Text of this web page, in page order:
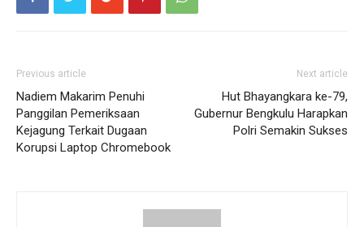
Previous article
Nadiem Makarim Penuhi
Panggilan Pemeriksaan
Kejagung Terkait Dugaan
Korupsi Laptop Chromebook
Next article
Hut Bhayangkara ke-79,
Gubernur Bengkulu Harapkan
Polri Semakin Sukses